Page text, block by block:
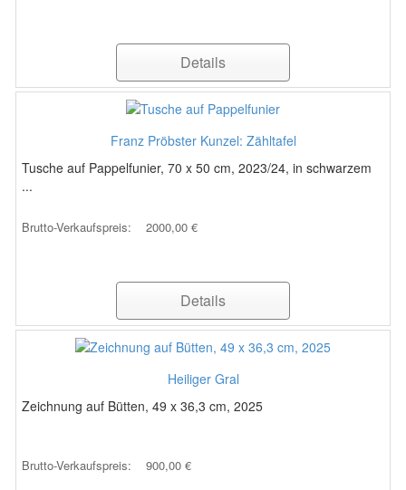
Details
Franz Pröbster Kunzel: Zähltafel
Tusche auf Pappelfunier, 70 x 50 cm, 2023/24, in schwarzem
...
Brutto-Verkaufspreis: 2000,00 €
Details
Heiliger Gral
Zeichnung auf Bütten, 49 x 36,3 cm, 2025
Brutto-Verkaufspreis: 900,00 €